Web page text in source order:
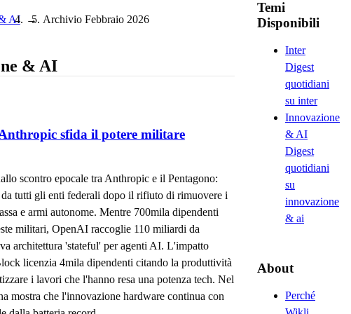
AI → Archivio Febbraio 2026
& AI
sfida il potere militare
scontro epocale tra Anthropic e il Pentagono:
tutti gli enti federali dopo il rifiuto di rimuovere i
e armi autonome. Mentre 700mila dipendenti
militari, OpenAI raccoglie 110 miliardi da
architettura 'stateful' per agenti AI. L'impatto
licenzia 4mila dipendenti citando la produttività
i lavori che l'hanno resa una potenza tech. Nel
mostra che l'innovazione hardware continua con
Temi
Disponibili
Inter
Digest
quotidiani
su inter
Innovazione
& AI
Digest
quotidiani
su
innovazione
& ai
About
Perché